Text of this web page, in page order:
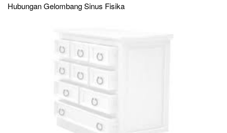
Hubungan Gelombang Sinus Fisika